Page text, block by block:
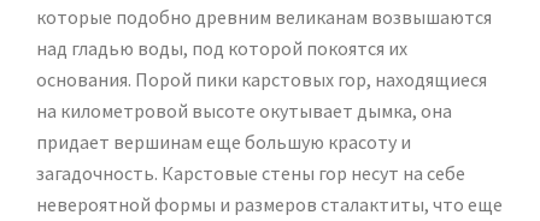
которые подобно древним великанам возвышаются
над гладью воды, под которой покоятся их
основания. Порой пики карстовых гор, находящиеся
на километровой высоте окутывает дымка, она
придает вершинам еще большую красоту и
загадочность. Карстовые стены гор несут на себе
невероятной формы и размеров сталактиты, что еще